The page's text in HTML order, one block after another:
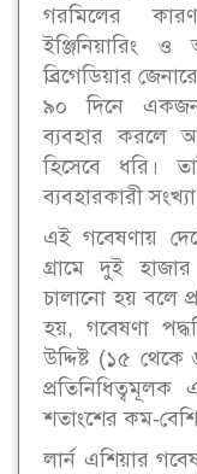
গরমিলের
ইঞ্জিনিয়ারিং ও
ব্রিগেডিয়ার
৯০ দিনে একজন
ব্যবহার করলে
হিসেবে ধরি।
ব্যবহারকারী
এই গবেষণায়
গ্রামে দুই
চালানো হয় বলে
হয়, গবেষণা
উদ্দিষ্ট (১৫
শতাংশের কম-
লার্ন এশিয়ার